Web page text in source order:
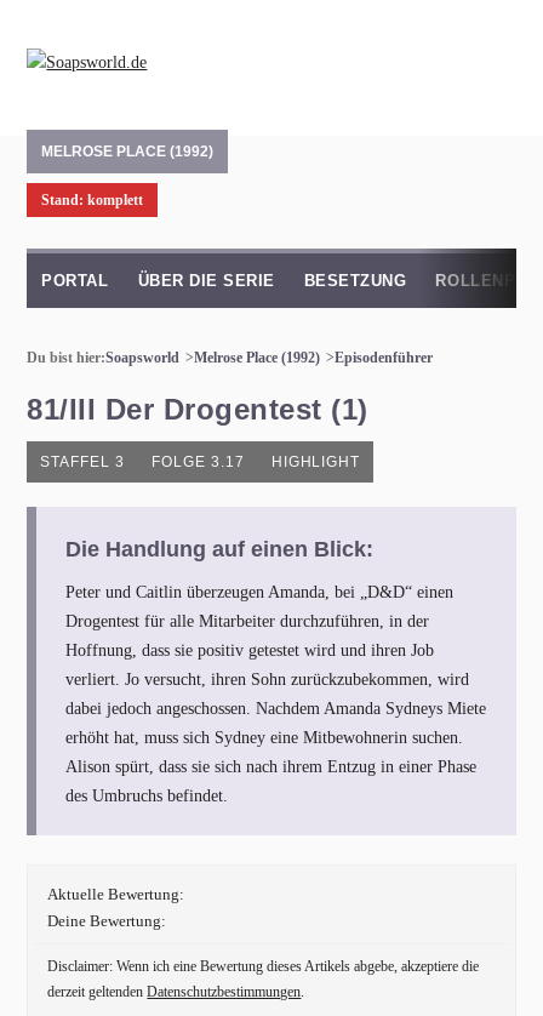
MELROSE PLACE (1992)
Stand: komplett
PORTAL ÜBER DIE SERIE BESETZUNG
Du bist hier:Soapsworld Melrose Place (1992) Episodenführer
81/III Der Drogentest (1)
STAFFEL 3 FOLGE 3.17 HIGHLIGHT
Die Handlung auf einen Blick:
Peter und Caitlin überzeugen Amanda, bei „D&D“ einen
Drogentest für alle Mitarbeiter durchzuführen, in der
Hoffnung, dass sie positiv getestet wird und ihren Job
verliert. Jo versucht, ihren Sohn zurückzubekommen, wird
dabei jedoch angeschossen. Nachdem Amanda Sydneys Miete
erhöht hat, muss sich Sydney eine Mitbewohnerin suchen.
Alison spürt, dass sie sich nach ihrem Entzug in einer Phase
des Umbruchs befindet.
Aktuelle Bewertung:
Deine Bewertung:
Disclaimer: Wenn ich eine Bewertung dieses Artikels abgebe, akzeptiere die
derzeit geltendenDatenschutzbestimmungen.